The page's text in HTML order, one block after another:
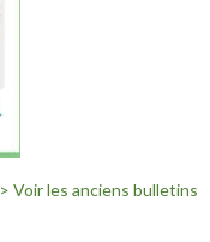
> Voir les anciens bulletins